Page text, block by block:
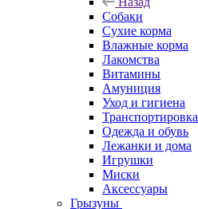
Собаки
Сухие корма
Влажные корма
Лакомства
Витамины
Амуниция
Уход и гигиена
Транспортировка
Одежда и обувь
Лежанки и дома
Игрушки
Миски
Аксессуары
Грызуны